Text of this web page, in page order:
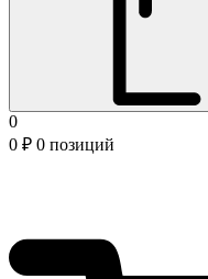
0
0 ₽ 0 позиций